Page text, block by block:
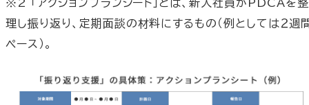
※2 「アクションプランシート」とは、新入社員がPDCAを整
理し振り返り、定期面談の材料にするもの（例としては２週
ペース）。